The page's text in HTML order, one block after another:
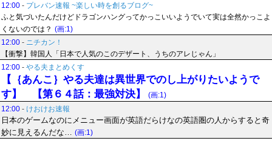
12:00 - プレバン速報 ~楽しい時を創るブログ~
ふと気づいたんだけどドラゴンハングってかっこいいようでいて実は全然かっこよ
くないのでは？ (画:1)
12:00 - ニチカン！
【衝撃】韓国人「日本で人気のこのデザート、うちのアレじゃん」
12:00 - やる夫まとめくす
【｛あんこ｝やる夫達は異世界でのし上がりたいようで
す】 【第６４話：最強対決】
(画:1)
12:00 - けおけお速報
日本のゲームなのにメニュー画面が英語だらけなの英語圏の人からすると奇
妙に見えるんだな… (画:1)